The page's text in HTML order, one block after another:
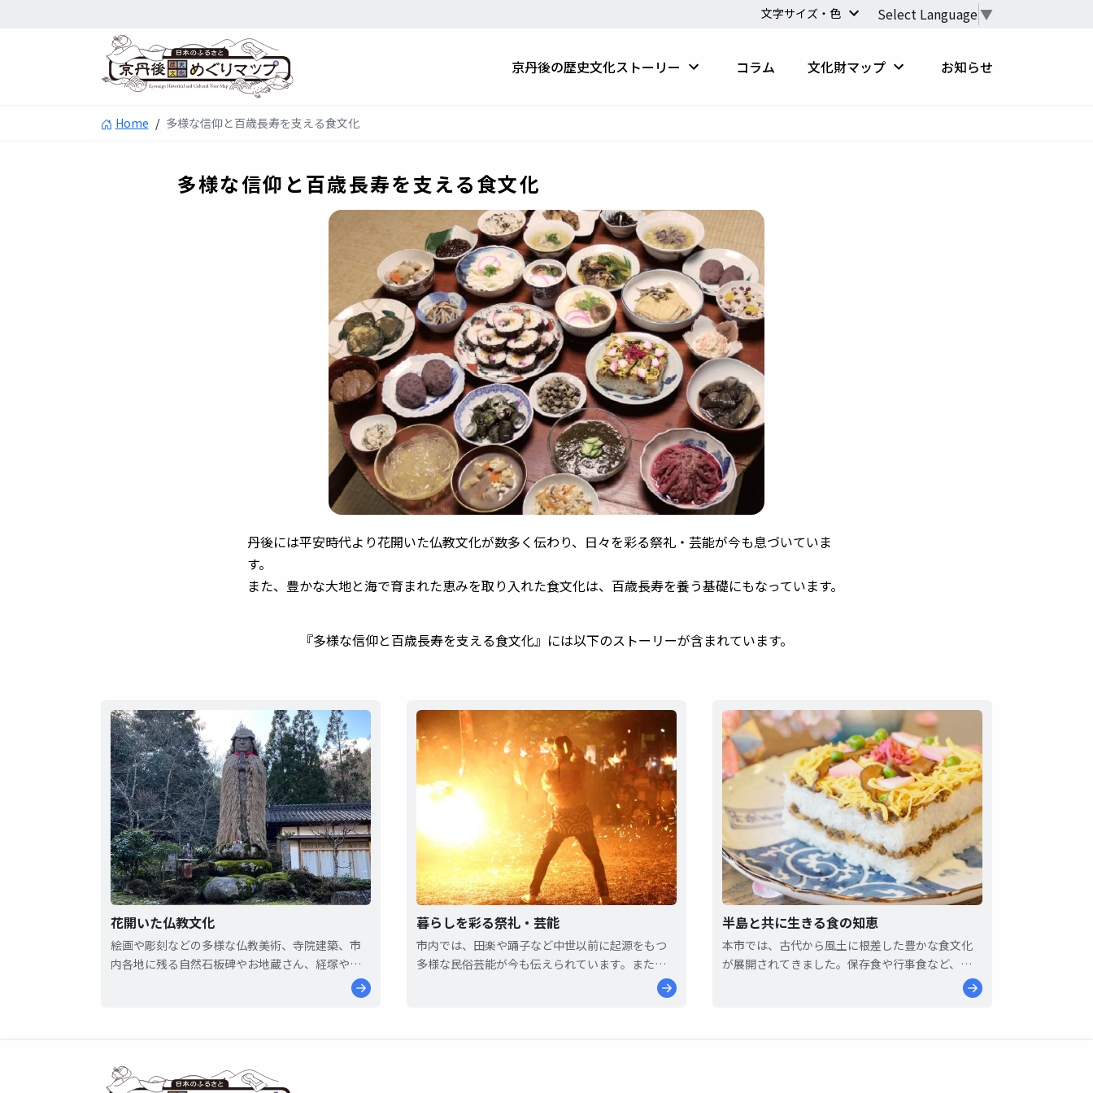
文字サイズ・色 Select Language▼
京丹後の歴史文化ストーリー コラム 文化財マップ お知らせ
Home / 多様な信仰と百歳長寿を支える食文化
多様な信仰と百歳長寿を支える食文化
丹後には平安時代より花開いた仏教文化が数多く伝わり、日々を彩る祭礼・芸能が今も息づいていま
す。
また、豊かな大地と海で育まれた恵みを取り入れた食文化は、百歳長寿を養う基礎にもなっています。
『多様な信仰と百歳長寿を支える食文化』には以下のストーリーが含まれています。
花開いた仏教文化
絵画や彫刻などの多様な仏教美術、寺院建築、市
内各地に残る自然石板碑やお地蔵さん、経塚や五
輪塔など、中世以来の人々の祈りが感じ取れる豊
暮らしを彩る祭礼・芸能
市内では、田楽や踊子など中世以前に起源をもつ
多様な民俗芸能が今も伝えられています。また、
各地区では春夏秋冬の季節毎の祭礼や芸能が今も
半島と共に生きる食の知恵
本市では、古代から風土に根差した豊かな食文化
が展開されてきました。保存食や行事食など、現
代に受け継がれた食の知恵は、長寿のまちづくり
へと繋がるとともに、重要な観光資源ともなって